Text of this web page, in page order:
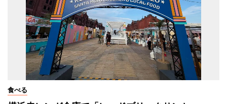
食べる